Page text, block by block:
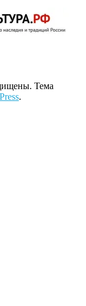
Тема
.